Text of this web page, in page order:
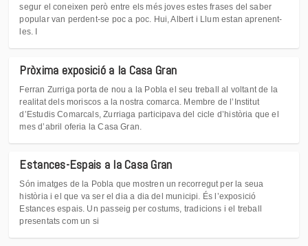
segur el coneixen però entre els més joves estes frases del saber
popular van perdent-se poc a poc. Hui, Albert i Llum estan aprenent-
les. I
Pròxima exposició a la Casa Gran
Ferran Zurriga porta de nou a la Pobla el seu treball al voltant de la
realitat dels moriscos a la nostra comarca. Membre de l’Institut
d’Estudis Comarcals, Zurriaga participava del cicle d’història que el
mes d’abril oferia la Casa Gran.
Estances-Espais a la Casa Gran
Són imatges de la Pobla que mostren un recorregut per la seua
història i el que va ser el dia a dia del municipi. És l’exposició
Estances espais. Un passeig per costums, tradicions i el treball
presentats com un si